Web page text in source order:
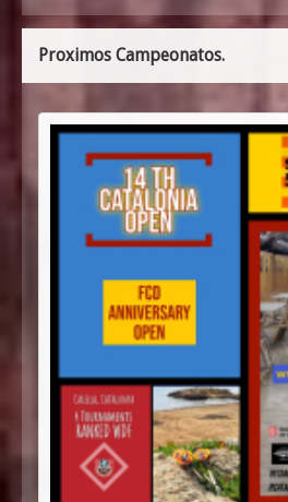
Proximos Campeonatos.